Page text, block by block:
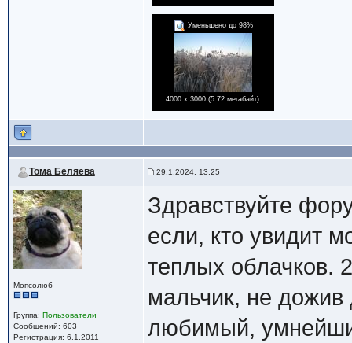
Уменьшено до 98%
4000 x 3000 (5.72 мегабайт)
Тома Беляева 29.1.2024, 13:25
Мопсолюб
Группа: Пользователи
Сообщений: 603
Регистрация: 6.1.2011
Здравствуйте
если, кто увидит
теплых облачков.
мальчик, не
любимый,